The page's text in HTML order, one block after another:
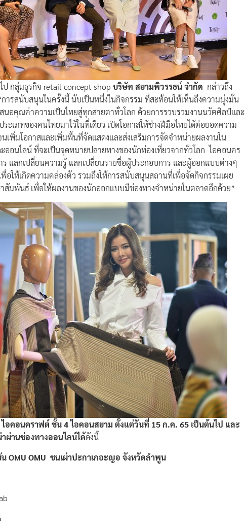
ป กลุ่มธุรกิจ retail concept shop บริษัท สยามพิวรรธน์ จำกัด กล่าวถึง
ารสนับสนุนในครั้งนี้ นับเป็นหนึ่งในกิจกรรม ที่สะท้อนให้เห็นถึงความมุ่งมั่น
นอคุณค่าความเป็นไทยสู่ทุกสายตาทั่วโลก ด้วยการรวบรวมงานนวัตศิลป์และ
เภทของคนไทยมาไว้ในที่เดียว เปิดโอกาสให้ช่างฝีมือไทยได้ต่อยอดความ
พิ่มโอกาสและเพิ่มพื้นที่จัดแสดงและส่งเสริมการจัดจำหน่ายผลงานใน
ออนไลน์ ที่จะเป็นจุดหมายปลายทางของนักท่องเที่ยวจากทั่วโลก ไอคอนคร
แลกเปลี่ยนความรู้ แลกเปลี่ยนรายชื่อผู้ประกอบการ และผู้ออกแบบต่างๆ
อให้เกิดความคล่องตัว รวมถึงให้การสนับสนุนสถานที่เพื่อจัดกิจกรรมเผย
สัมพันธ์ เพื่อให้ผลงานของนักออกแบบมีช่องทางจำหน่ายในตลาดอีกด้วย”
อคอนคราฟต์ ชั้น 4 ไอคอนสยาม ตั้งแต่วันที่ 15 ก.ค. 65 เป็นต้นไป และ
ผ่านช่องทางออนไลน์ได้ดังนี้
OMU OMU ชนเผ่าปะกาเกอะญอ จังหวัดลำพูน